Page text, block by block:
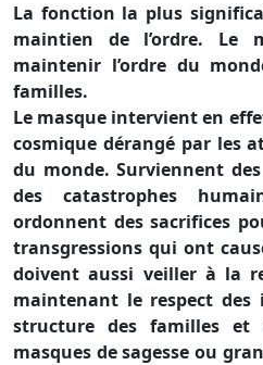
La fonction la plus
maintien de l’ordre. Le
maintenir l’ordre du
familles.
Le masque intervient en
cosmique dérangé par les
du monde. Surviennent
des catastrophes
ordonnent des sacrifices
transgressions qui ont
doivent aussi veiller à la
maintenant le respect
structure des familles et
masques de sagesse ou